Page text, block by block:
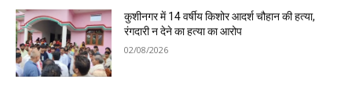
कुशीनगर में 14 वर्षीय किशोर आदर्श चौहान की हत्या,
रंगदारी न देने का हत्या का आरोप
02/08/2026